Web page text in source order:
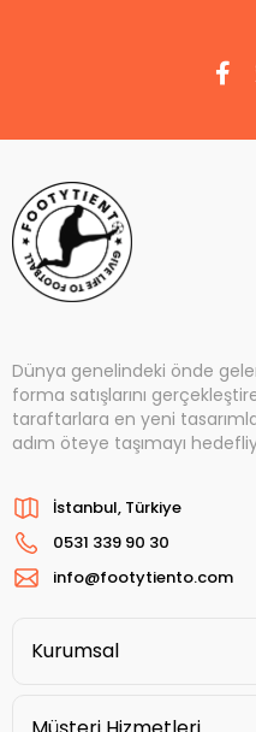
Dünya genelindeki önde
forma satışlarını
taraftarlara en yeni
adım öteye taşımayı
İstanbul, Türkiye
0531 339 90 30
info@footytiento.com
Kurumsal